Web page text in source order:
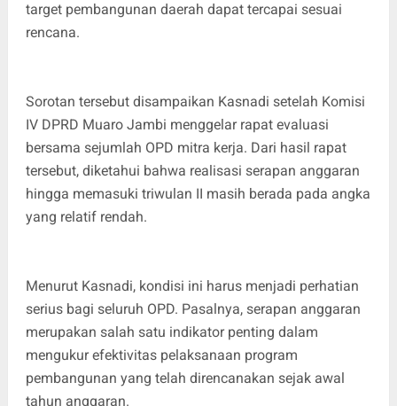
target pembangunan daerah dapat tercapai sesuai
rencana.
Sorotan tersebut disampaikan Kasnadi setelah Komisi
IV DPRD Muaro Jambi menggelar rapat evaluasi
bersama sejumlah OPD mitra kerja. Dari hasil rapat
tersebut, diketahui bahwa realisasi serapan anggaran
hingga memasuki triwulan II masih berada pada angka
yang relatif rendah.
Menurut Kasnadi, kondisi ini harus menjadi perhatian
serius bagi seluruh OPD. Pasalnya, serapan anggaran
merupakan salah satu indikator penting dalam
mengukur efektivitas pelaksanaan program
pembangunan yang telah direncanakan sejak awal
tahun anggaran.